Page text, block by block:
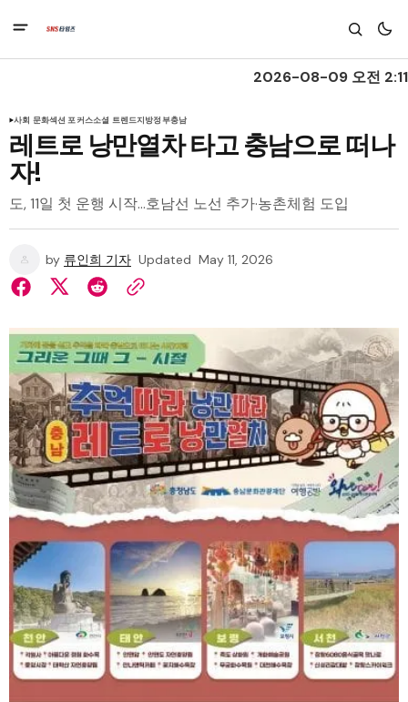
2026-08-09 오전 2:11
사회 문화섹션 포커스소셜 트렌드지방정부충남
레트로 낭만열차 타고 충남으로 떠나
자!
도, 11일 첫 운행 시작…호남선 노선 추가·농촌체험 도입
by 류인희 기자 Updated May 11, 2026